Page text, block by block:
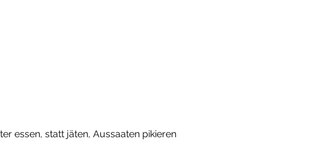
essen, statt jäten, Aussaaten pikieren